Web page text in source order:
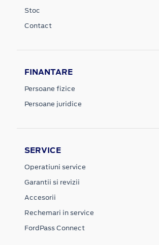
Stoc
Contact
FINANTARE
Persoane fizice
Persoane juridice
SERVICE
Operatiuni service
Garantii si revizii
Accesorii
Rechemari in service
FordPass Connect